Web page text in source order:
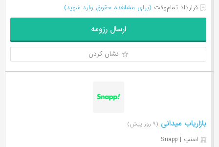
قرارداد تمام‌وقت (برای مشاهده حقوق وارد شوید)
ارسال رزومه
نشان کردن
بازاریاب میدانی (۹ روز پیش)
اسنپ | Snapp